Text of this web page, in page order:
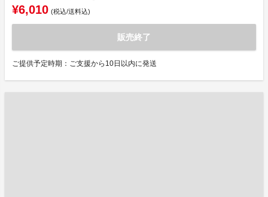
¥6,010 (税込/送料込)
販売終了
ご提供予定時期：ご支援から10日以内に発送